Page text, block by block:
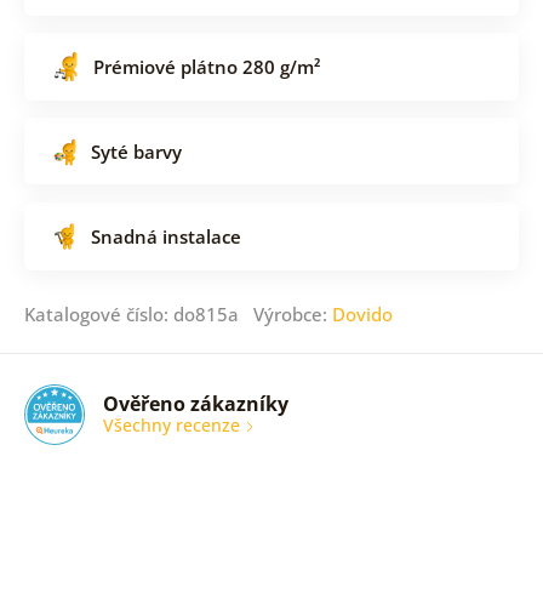
Prémiové plátno 280 g/m²
Syté barvy
Snadná instalace
Katalogové číslo: do815a Výrobce: Dovido
Ověřeno zákazníky
Všechny recenze